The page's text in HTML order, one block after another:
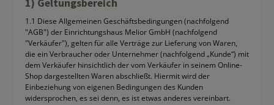
1) Geltungsbereich
1.1 Diese Allgemeinen Geschäftsbedingungen (nachfolgend
"AGB") der Einrichtungshaus Melior GmbH (nachfolgend
"Verkäufer"), gelten für alle Verträge zur Lieferung von Waren,
die ein Verbraucher oder Unternehmer (nachfolgend „Kunde“) mit
dem Verkäufer hinsichtlich der vom Verkäufer in seinem Online-
Shop dargestellten Waren abschließt. Hiermit wird der
Einbeziehung von eigenen Bedingungen des Kunden
widersprochen, es sei denn, es ist etwas anderes vereinbart.